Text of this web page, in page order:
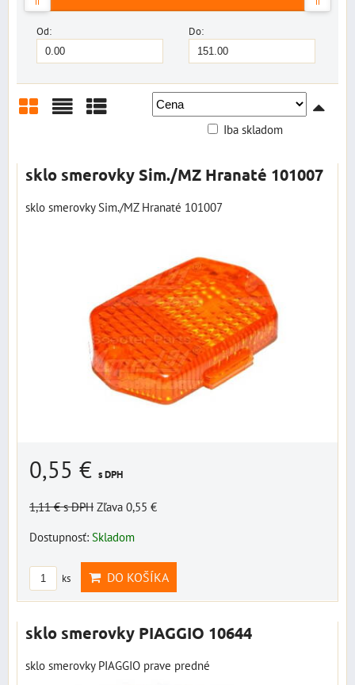
Od: Do:
Iba skladom
sklo smerovky Sim./MZ Hranaté 101007
sklo smerovky Sim./MZ Hranaté 101007
0,55 € s DPH
1,11 €s DPH Zľava 0,55 €
Dostupnosť: Skladom
ks DO KOŠÍKA
sklo smerovky PIAGGIO 10644
sklo smerovky PIAGGIO prave predné